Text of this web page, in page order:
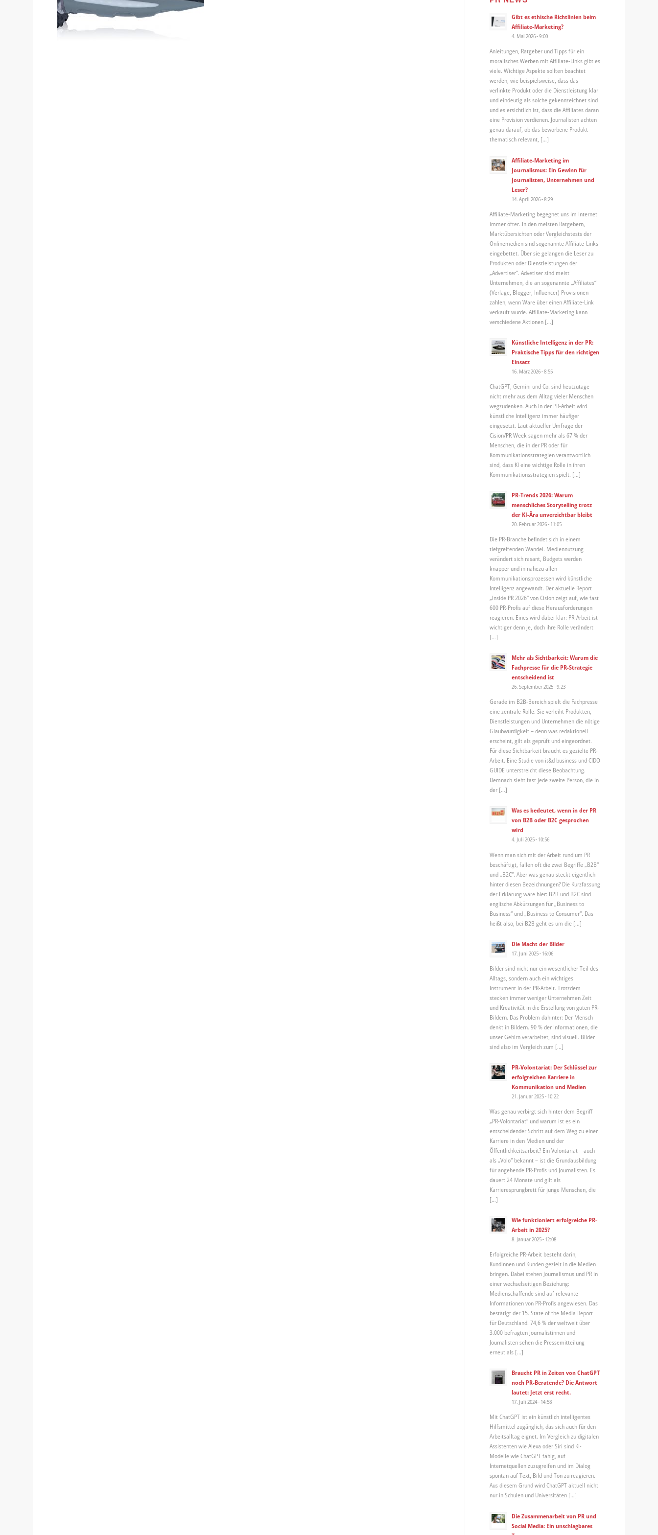
Gibt es ethische Richtlinien beim
Affiliate-Marketing?
4. Mai 2026 - 9:00
Anleitungen, Ratgeber und Tipps für ein
moralisches Werben mit Affiliate-Links gibt es
viele. Wichtige Aspekte sollten beachtet
werden, wie beispielsweise, dass das
verlinkte Produkt oder die Dienstleistung klar
und eindeutig als solche gekennzeichnet sind
und es ersichtlich ist, dass die Affiliates daran
eine Provision verdienen. Journalisten achten
genau darauf, ob das beworbene Produkt
thematisch relevant, […]
Affiliate-Marketing im
Journalismus: Ein Gewinn für
Journalisten, Unternehmen und
Leser?
14. April 2026 - 8:29
Affiliate-Marketing begegnet uns im Internet
immer öfter. In den meisten Ratgebern,
Marktübersichten oder Vergleichstests der
Onlinemedien sind sogenannte Affiliate-Links
eingebettet. Über sie gelangen die Leser zu
Produkten oder Dienstleistungen der
„Advertiser“. Advetiser sind meist
Unternehmen, die an sogenannte „Affiliates“
(Verlage, Blogger, Influencer) Provisionen
zahlen, wenn Ware über einen Affiliate-Link
verkauft wurde. Affiliate-Marketing kann
verschiedene Aktionen […]
Künstliche Intelligenz in der PR:
Praktische Tipps für den richtigen
Einsatz
16. März 2026 - 8:55
ChatGPT, Gemini und Co. sind heutzutage
nicht mehr aus dem Alltag vieler Menschen
wegzudenken. Auch in der PR-Arbeit wird
künstliche Intelligenz immer häufiger
eingesetzt. Laut aktueller Umfrage der
Cision/PR Week sagen mehr als 67 % der
Menschen, die in der PR oder für
Kommunikationsstrategien verantwortlich
sind, dass KI eine wichtige Rolle in ihren
Kommunikationsstrategien spielt. […]
PR-Trends 2026: Warum
menschliches Storytelling trotz
der KI-Ära unverzichtbar bleibt
20. Februar 2026 - 11:05
Die PR-Branche befindet sich in einem
tiefgreifenden Wandel. Mediennutzung
verändert sich rasant, Budgets werden
knapper und in nahezu allen
Kommunikationsprozessen wird künstliche
Intelligenz angewandt. Der aktuelle Report
„Inside PR 2026“ von Cision zeigt auf, wie fast
600 PR-Profis auf diese Herausforderungen
reagieren. Eines wird dabei klar: PR-Arbeit ist
wichtiger denn je, doch ihre Rolle verändert
[…]
Mehr als Sichtbarkeit: Warum die
Fachpresse für die PR-Strategie
entscheidend ist
26. September 2025 - 9:23
Gerade im B2B-Bereich spielt die Fachpresse
eine zentrale Rolle. Sie verleiht Produkten,
Dienstleistungen und Unternehmen die nötige
Glaubwürdigkeit – denn was redaktionell
erscheint, gilt als geprüft und eingeordnet.
Für diese Sichtbarkeit braucht es gezielte PR-
Arbeit. Eine Studie von it&d business und CIDO
GUIDE unterstreicht diese Beobachtung.
Demnach sieht fast jede zweite Person, die in
der […]
Was es bedeutet, wenn in der PR
von B2B oder B2C gesprochen
wird
4. Juli 2025 - 10:56
Wenn man sich mit der Arbeit rund um PR
beschäftigt, fallen oft die zwei Begriffe „B2B“
und „B2C“. Aber was genau steckt eigentlich
hinter diesen Bezeichnungen? Die Kurzfassung
der Erklärung wäre hier: B2B und B2C sind
englische Abkürzungen für „Business to
Business“ und „Business to Consumer“. Das
heißt also, bei B2B geht es um die […]
Die Macht der Bilder
17. Juni 2025 - 16:06
Bilder sind nicht nur ein wesentlicher Teil des
Alltags, sondern auch ein wichtiges
Instrument in der PR-Arbeit. Trotzdem
stecken immer weniger Unternehmen Zeit
und Kreativität in die Erstellung von guten PR-
Bildern. Das Problem dahinter: Der Mensch
denkt in Bildern. 90 % der Informationen, die
unser Gehirn verarbeitet, sind visuell. Bilder
sind also im Vergleich zum […]
PR-Volontariat: Der Schlüssel zur
erfolgreichen Karriere in
Kommunikation und Medien
21. Januar 2025 - 10:22
Was genau verbirgt sich hinter dem Begriff
„PR-Volontariat“ und warum ist es ein
entscheidender Schritt auf dem Weg zu einer
Karriere in den Medien und der
Öffentlichkeitsarbeit? Ein Volontariat – auch
als „Volo“ bekannt – ist die Grundausbildung
für angehende PR-Profis und Journalisten. Es
dauert 24 Monate und gilt als
Karrieresprungbrett für junge Menschen, die
[…]
Wie funktioniert erfolgreiche PR-
Arbeit in 2025?
8. Januar 2025 - 12:08
Erfolgreiche PR-Arbeit besteht darin,
Kundinnen und Kunden gezielt in die Medien
bringen. Dabei stehen Journalismus und PR in
einer wechselseitigen Beziehung:
Medienschaffende sind auf relevante
Informationen von PR-Profis angewiesen. Das
bestätigt der 15. State of the Media Report
für Deutschland. 74,6 % der weltweit über
3.000 befragten Journalistinnen und
Journalisten sehen die Pressemitteilung
erneut als […]
Braucht PR in Zeiten von ChatGPT
noch PR-Beratende? Die Antwort
lautet: Jetzt erst recht.
17. Juli 2024 - 14:58
Mit ChatGPT ist ein künstlich intelligentes
Hilfsmittel zugänglich, das sich auch für den
Arbeitsalltag eignet. Im Vergleich zu digitalen
Assistenten wie Alexa oder Siri sind KI-
Modelle wie ChatGPT fähig, auf
Internetquellen zuzugreifen und im Dialog
spontan auf Text, Bild und Ton zu reagieren.
Aus diesem Grund wird ChatGPT aktuell nicht
nur in Schulen und Universitäten […]
Die Zusammenarbeit von PR und
Social Media: Ein unschlagbares